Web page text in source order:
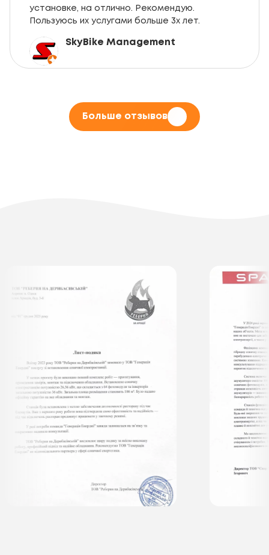
установке, на отлично. Рекомендую.
Пользуюсь их услугами больше 3х лет.
SkyBike Management
Больше отзывов